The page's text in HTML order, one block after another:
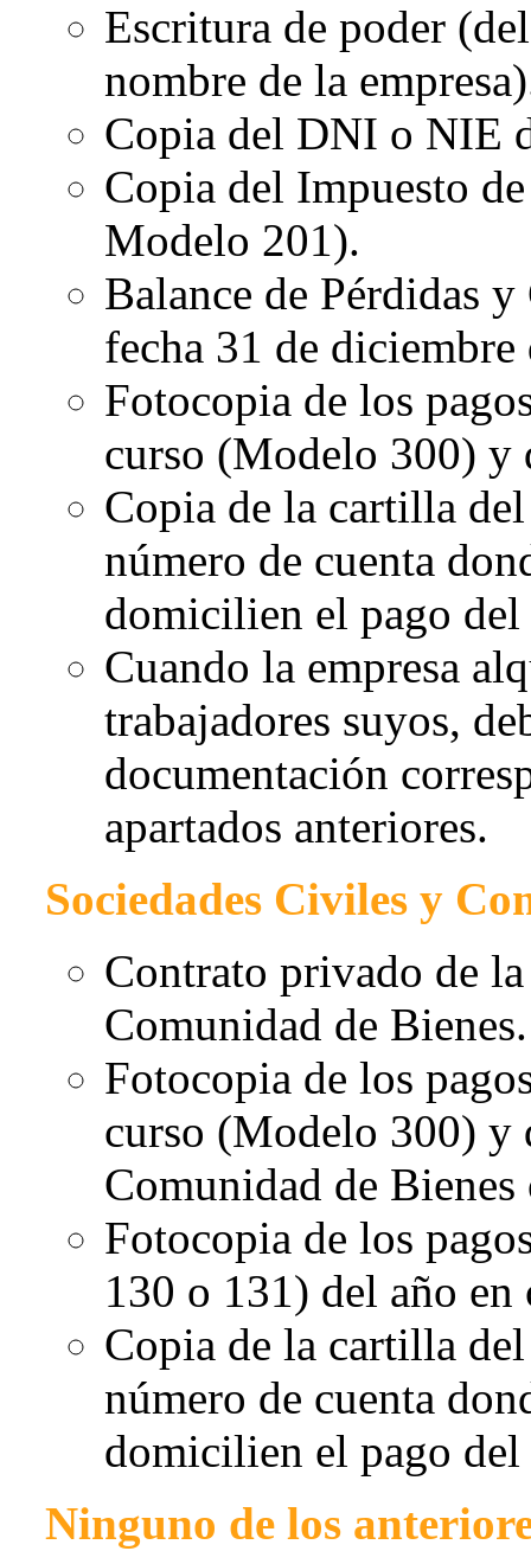
Escritura de poder
nombre de la
Copia del DNI o NIE
Copia del Impuesto
Modelo 201).
Balance de Pérdidas
fecha 31 de
Fotocopia de los
curso (Modelo 300)
Copia de la cartilla
número de cuenta
domicilien el pago
Cuando la empresa
trabajadores suyos,
documentación
apartados anteriores.
Sociedades Civiles y
Contrato privado de
Comunidad de Bienes.
Fotocopia de los
curso (Modelo 300) y
Comunidad de
Fotocopia de los
130 o 131) del año en
Copia de la cartilla
número de cuenta
domicilien el pago
Ninguno de los